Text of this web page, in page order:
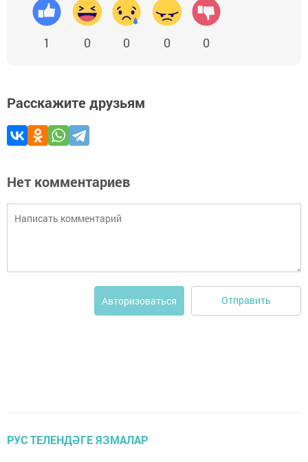
1 0 0 0 0
Расскажите друзьям
Нет комментариев
Авторизоваться Отправить
РУС ТЕЛЕНДӘГЕ ЯЗМАЛАР